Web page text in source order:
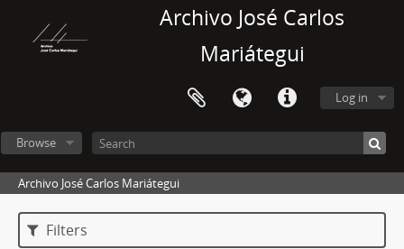
Archivo José Carlos
Mariátegui
Log in
Browse
Archivo José Carlos Mariátegui
Filters